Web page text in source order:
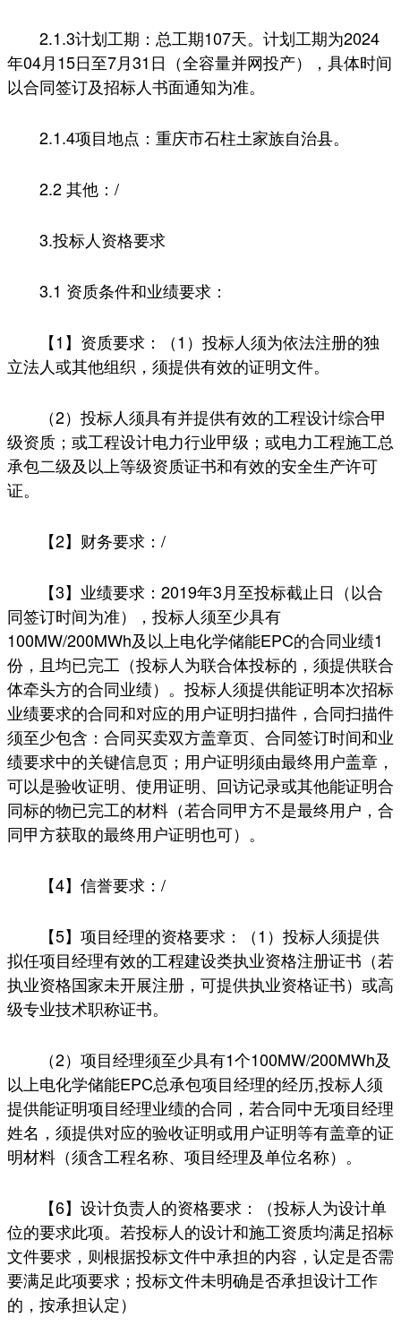
2.1.3计划工期：总工期107天。计划工期为2024
年04月15日至7月31日（全容量并网投产），具体时间
以合同签订及招标人书面通知为准。
2.1.4项目地点：重庆市石柱土家族自治县。
2.2 其他：/
3.投标人资格要求
3.1 资质条件和业绩要求：
【1】资质要求：（1）投标人须为依法注册的独
立法人或其他组织，须提供有效的证明文件。
（2）投标人须具有并提供有效的工程设计综合甲
级资质；或工程设计电力行业甲级；或电力工程施工总
承包二级及以上等级资质证书和有效的安全生产许可
证。
【2】财务要求：/
【3】业绩要求：2019年3月至投标截止日（以合
同签订时间为准），投标人须至少具有
100MW/200MWh及以上电化学储能EPC的合同业绩1
份，且均已完工（投标人为联合体投标的，须提供联合
体牵头方的合同业绩）。投标人须提供能证明本次招标
业绩要求的合同和对应的用户证明扫描件，合同扫描件
须至少包含：合同买卖双方盖章页、合同签订时间和业
绩要求中的关键信息页；用户证明须由最终用户盖章，
可以是验收证明、使用证明、回访记录或其他能证明合
同标的物已完工的材料（若合同甲方不是最终用户，合
同甲方获取的最终用户证明也可）。
【4】信誉要求：/
【5】项目经理的资格要求：（1）投标人须提供
拟任项目经理有效的工程建设类执业资格注册证书（若
执业资格国家未开展注册，可提供执业资格证书）或高
级专业技术职称证书。
（2）项目经理须至少具有1个100MW/200MWh及
以上电化学储能EPC总承包项目经理的经历,投标人须
提供能证明项目经理业绩的合同，若合同中无项目经理
姓名，须提供对应的验收证明或用户证明等有盖章的证
明材料（须含工程名称、项目经理及单位名称）。
【6】设计负责人的资格要求：（投标人为设计单
位的要求此项。若投标人的设计和施工资质均满足招标
文件要求，则根据投标文件中承担的内容，认定是否需
要满足此项要求；投标文件未明确是否承担设计工作
的，按承担认定）